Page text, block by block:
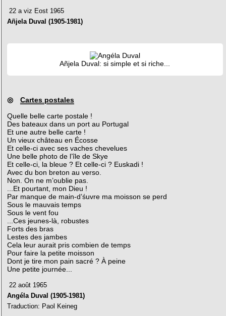
22 a viz Eost 1965
Añjela Duval (1905-1981)
Añjela Duval: si simple et si riche...
◎ Cartes postales
Quelle belle carte postale !
Des bateaux dans un port au Portugal
Et une autre belle carte !
Un vieux château en Écosse
Et celle-ci avec ses vaches chevelues
Une belle photo de l’île de Skye
Et celle-ci, la bleue ? Et celle-ci ? Euskadi !
Avec du bon breton au verso.
Non. On ne m’oublie pas.
...Et pourtant, mon Dieu !
Par manque de main-d’śuvre ma moisson se perd
Sous le mauvais temps
Sous le vent fou
...Ces jeunes-là, robustes
Forts des bras
Lestes des jambes
Cela leur aurait pris combien de temps
Pour faire la petite moisson
Dont je tire mon pain sacré ? À peine
Une petite journée...
22 août 1965
Angéla Duval (1905-1981)
Traduction: Paol Keineg